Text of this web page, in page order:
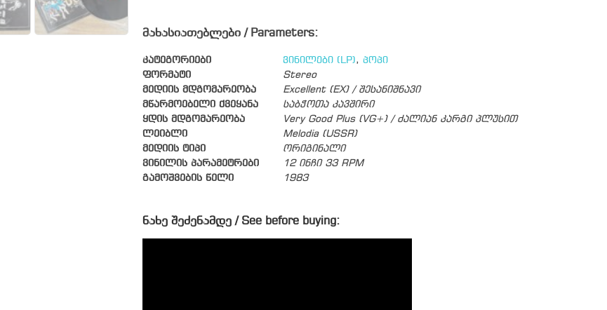
მახასიათებლები / Parameters:
კატეგორიები ვინილები (LP), პოპი
ფორმატი
Stereo
მედიის მდგომარეობა
Excellent (EX) / შესანიშნავი
მწარმოებელი ქვეყანა
საბჭოთა კავშირი
ყდის მდგომარეობა
Very Good Plus (VG+) / ძალიან კარგი პლუსით
ლეიბლი
Melodia (USSR)
მედიის ტიპი
ორიგინალი
ვინილის პარამეტრები
12 ინჩი 33 RPM
გამოშვების წელი
1983
ნახე შეძენამდე / See before buying: